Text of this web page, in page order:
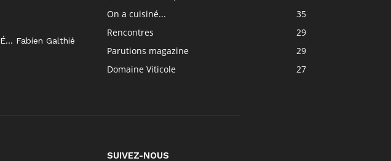
Fabien Galthié
On a cuisiné...
35
Rencontres
29
Parutions magazine
29
Domaine Viticole
27
SUIVEZ-NOUS